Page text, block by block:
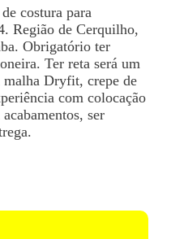
costura para
Região de Cerquilho,
Obrigatório ter
Ter reta será um
Dryfit, crepe de
com colocação
ser